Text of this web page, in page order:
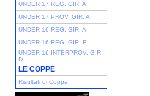
UNDER 17 REG. GIR. A
UNDER 17 PROV. GIR. A
UNDER 16 REG. GIR. A
UNDER 16 REG. GIR. B
UNDER 16 INTERPROV. GIR.
D
LE COPPE
Risultati di Coppa